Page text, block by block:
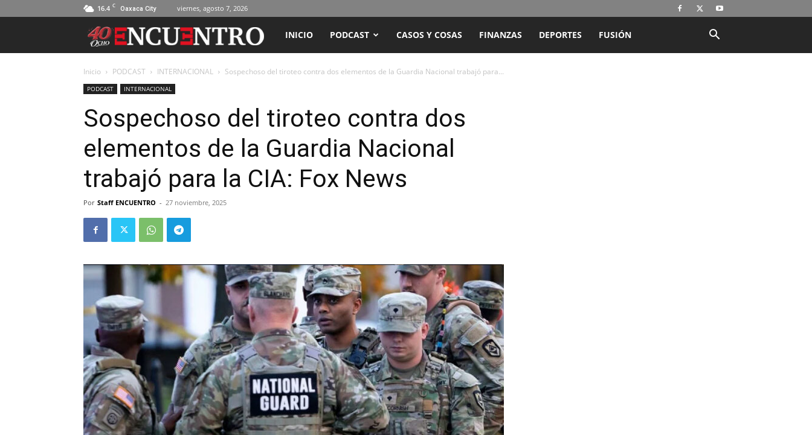
16.4 C Oaxaca City viernes, agosto 7, 2026
ENCUENTRO
RADIO
Y
TELEVISIÓN
INICIO PODCAST CASOS Y COSAS FINANZAS DEPORTES FUSIÓN
Inicio PODCAST INTERNACIONAL Sospechoso del tiroteo contra dos elementos de la Guardia Nacional trabajó para...
PODCAST INTERNACIONAL
Sospechoso del tiroteo contra dos
elementos de la Guardia Nacional
trabajó para la CIA: Fox News
Por Staff ENCUENTRO - 27 noviembre, 2025